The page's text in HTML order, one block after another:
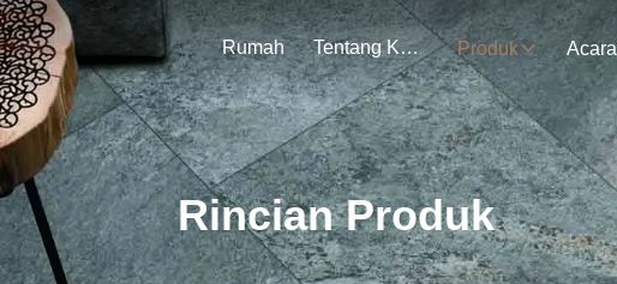
Rumah Tentang Kami Produk Acara
Rincian Produk